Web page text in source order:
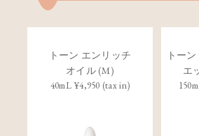
トーン エンリッチ
オイル (M)
40mL ¥4,950 (tax in)
トー
エ